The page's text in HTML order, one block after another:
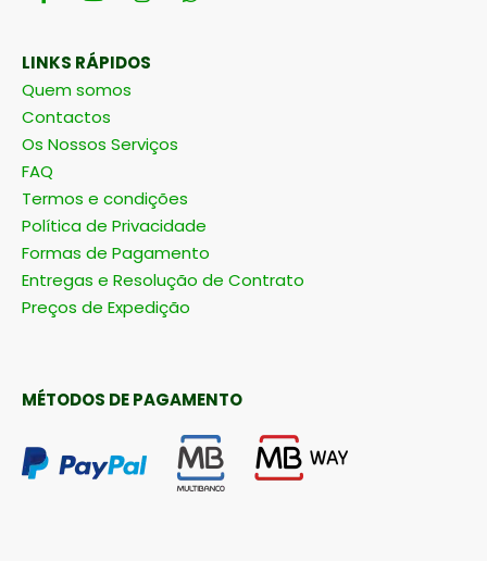
LINKS RÁPIDOS
Quem somos
Contactos
Os Nossos Serviços
FAQ
Termos e condições
Política de Privacidade
Formas de Pagamento
Entregas e Resolução de Contrato
Preços de Expedição
MÉTODOS DE PAGAMENTO